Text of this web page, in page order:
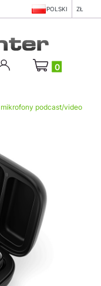
POLSKI ZŁ
Produkty w
mikrofony podcast/video